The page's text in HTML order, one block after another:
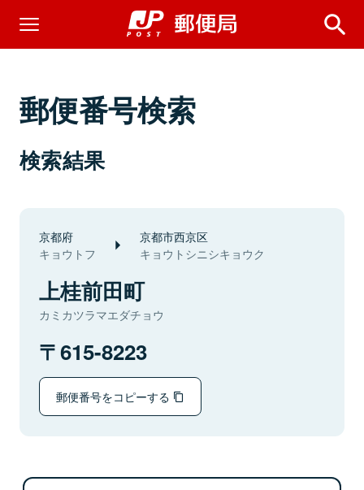
郵便番号検索
検索結果
京都府
キョウトフ
京都市西京区
キョウトシニシキョウク
上桂前田町
カミカツラマエダチョウ
615-8223
郵便番号をコピーする